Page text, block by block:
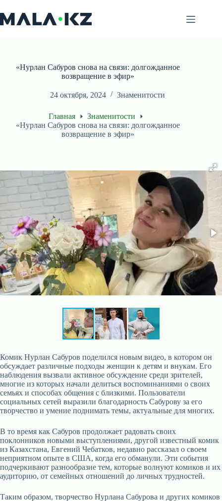
к
сути
«Нурлан Сабуров снова на связи: долгожданное
возвращение в эфир»
24 октября, 2024 Знаменитости
Главная
Знаменитости
«Нурлан Сабуров снова на связи: долгожданное
возвращение в эфир»
Комик Нурлан Сабуров поделился новым видео, в котором он
обсуждает различные подходы женщин к детям и внукам. Его
наблюдения вызвали активное обсуждение среди зрителей,
многие из которых начали делиться воспоминаниями о своих
семьях и способах общения с близкими. Пользователи
социальных сетей выразили благодарность Сабурову за его
творчество и умение поднимать темы, актуальные для многих.
В то время как Сабуров продолжает радовать своих
поклонников новыми выступлениями, другой известный комик
из Казахстана, Евгений Чебатков, недавно рассказал о своем
неприятном опыте в США, когда его обманули. Эти события
подчеркивают разнообразие тем, которые волнуют комиков и их
аудиторию, от семейных отношений до личных трудностей.
Таким образом, творчество Нурлана Сабурова и других комиков